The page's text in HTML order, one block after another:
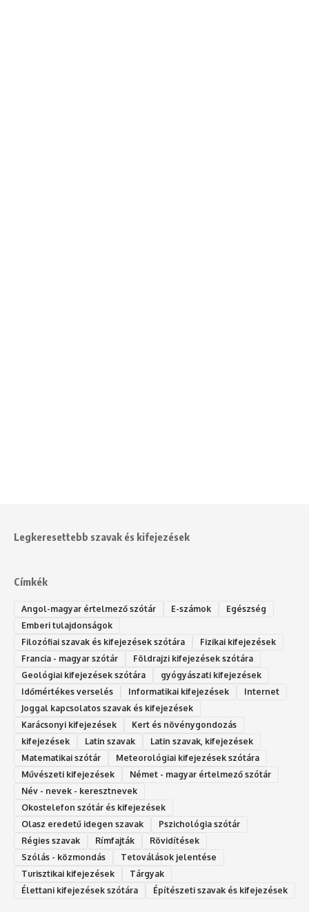
Legkeresettebb szavak és kifejezések
Címkék
Angol-magyar értelmező szótár E-számok
Egészség
Emberi tulajdonságok
Filozófiai szavak és kifejezések szótára
Fizikai kifejezések
Francia - magyar szótár
Földrajzi kifejezések szótára
Geológiai kifejezések szótára
gyógyászati kifejezések
Időmértékes verselés
Informatikai kifejezések
Internet
Joggal kapcsolatos szavak és kifejezések
Karácsonyi kifejezések
Kert és növénygondozás
kifejezések
Latin szavak
Latin szavak, kifejezések
Matematikai szótár
Meteorológiai kifejezések szótára
Művészeti kifejezések
Német - magyar értelmező szótár
Név - nevek - keresztnevek
Okostelefon szótár és kifejezések
Olasz eredetű idegen szavak
Ps‮gólohciz‬ia s‮átóz‬r
Régies szavak
Rímfajták
Rövidítések
Szólás - közmondás
Tetoválások jelentése
Turisztikai kifejezések
Tárgyak
Élettani kifejezések szótára
Építészeti szavak és kifejezések